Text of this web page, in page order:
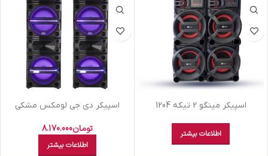
اسپيکر مينگو 2 تيکه 1204
اطلاعات بیشتر
اسپيکر دي جي لومکس مشکي
تومان8.170.000
اطلاعات بیشتر